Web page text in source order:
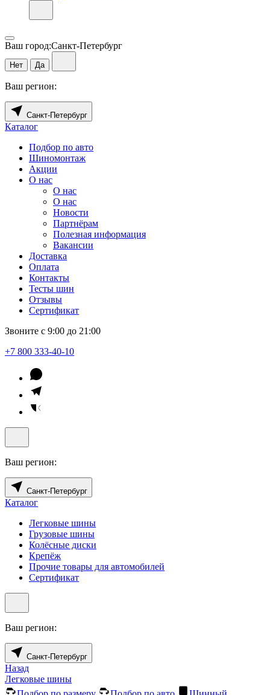
Ваш город:Санкт-Петербург
Нет Да
Ваш регион:
Санкт-Петербург
Каталог
Подбор по авто
Шиномонтаж
Акции
О нас
О нас
О нас
Новости
Партнёрам
Полезная информация
Вакансии
Доставка
Оплата
Контакты
Тесты шин
Отзывы
Сертификат
Звоните с 9:00 до 21:00
+7 800 333-40-10
Ваш регион:
Санкт-Петербург
Каталог
Легковые шины
Грузовые шины
Колёсные диски
Крепёж
Прочие товары для автомобилей
Сертификат
Ваш регион:
Санкт-Петербург
Назад
Легковые шины